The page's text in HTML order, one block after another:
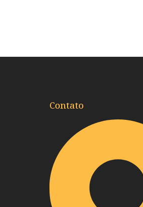
Contato